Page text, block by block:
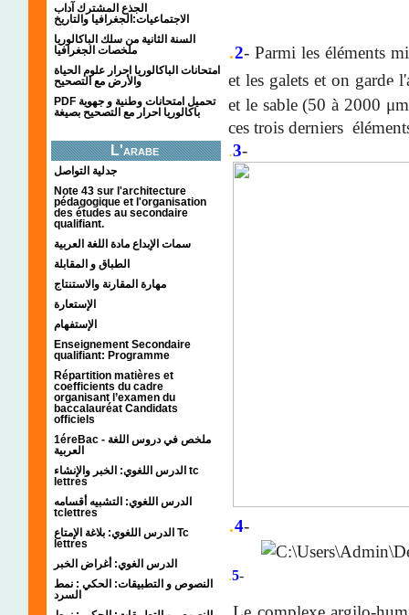
الجذع المشترك آداب
الاجتماعيات:الجغرافيا والتاريخ
السنة الثانية من سلك الباكالوريا
ملخصات الجغرافيا
امتحانات الباكالوريا احرار علوم الحياة
والأرض مع التصحيح
PDF تحميل امتحانات وطنية و جهوية
باكالوريا احرار مع التصحيح بصيغة
L'arabe
جدلية التواصل
Note 43 sur l'architecture
pédagogique et l'organisation
des études au secondaire
qualifiant.
سمات الإبداع مادة اللغة العربية
الطباق و المقابلة
مهارة المقارنة والاستنتاج
الإستعارة
الإستفهام
Enseignement Secondaire
qualifiant: Programme
Répartition matières et
coefficients du cadre
organisant l’examen du
baccalauréat Candidats
officiels
1éreBac - ملخص في دروس اللغة
العربية
الدرس اللغوي: الخبر والإنشاء tc
lettres
الدرس اللغوي: التشبيه أقسامه
tclettres
الدرس اللغوي: بلاغة الإمتاع Tc
lettres
الدرس الغوي: أغراض الخبر
النصوص و التطبيقات: الحكي : نمط
السرد
.2-Parmi les éléments
et les galets et on garde
et le sable (50 à 2000 μ
ces trois derniers
.3-
.4-
.5-